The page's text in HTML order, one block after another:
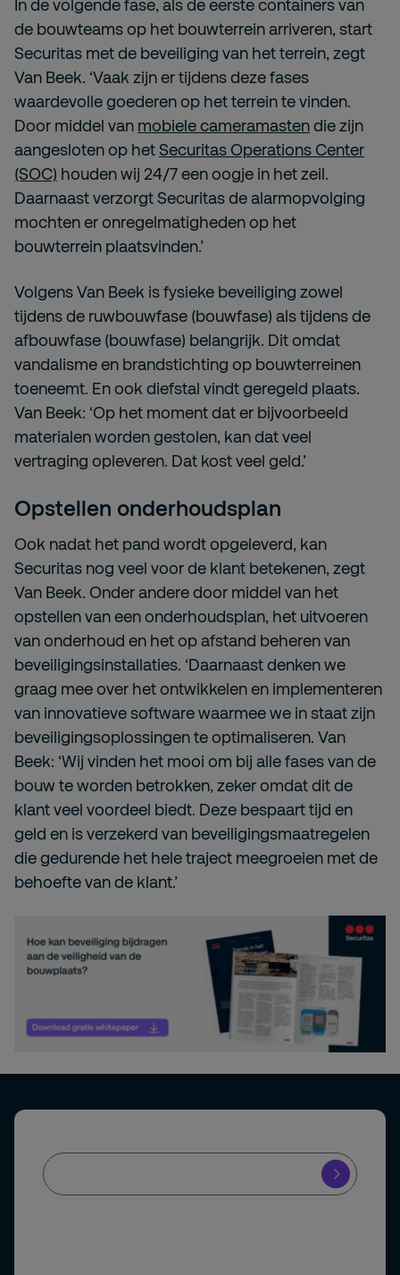
In de volgende fase, als de eerste containers van
de bouwteams op het bouwterrein arriveren, start
Securitas met de beveiliging van het terrein, zegt
Van Beek. ‘Vaak zijn er tijdens deze fases
waardevolle goederen op het terrein te vinden.
Door middel van mobiele cameramastendie zijn
aangesloten op hetSecuritas Operations Center
(SOC) houden wij 24/7 een oogje in het zeil.
Daarnaast verzorgt Securitas de alarmopvolging
mochten er onregelmatigheden op het
bouwterrein plaatsvinden.’
Volgens Van Beek is fysieke beveiliging zowel
tijdens de ruwbouwfase (bouwfase) als tijdens de
afbouwfase (bouwfase) belangrijk. Dit omdat
vandalisme en brandstichting op bouwterreinen
toeneemt. En ook diefstal vindt geregeld plaats.
Van Beek: ‘Op het moment dat er bijvoorbeeld
materialen worden gestolen, kan dat veel
vertraging opleveren. Dat kost veel geld.’
Opstellen onderhoudsplan
Ook nadat het pand wordt opgeleverd, kan
Securitas nog veel voor de klant betekenen, zegt
Van Beek. Onder andere door middel van het
opstellen van een onderhoudsplan, het uitvoeren
van onderhoud en het op afstand beheren van
beveiligingsinstallaties. ‘Daarnaast denken we
graag mee over het ontwikkelen en implementeren
van innovatieve software waarmee we in staat zijn
beveiligingsoplossingen te optimaliseren. Van
Beek: ‘Wij vinden het mooi om bij alle fases van de
bouw te worden betrokken, zeker omdat dit de
klant veel voordeel biedt. Deze bespaart tijd en
geld en is verzekerd van beveiligingsmaatregelen
die gedurende het hele traject meegroeien met de
behoefte van de klant.’